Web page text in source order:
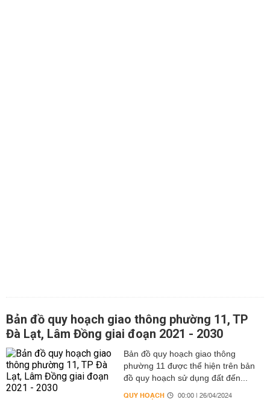
Bản đồ quy hoạch giao thông phường 11, TP
Đà Lạt, Lâm Đồng giai đoạn 2021 - 2030
Bản đồ quy hoạch giao thông
phường 11 được thể hiện trên bản
đồ quy hoạch sử dụng đất đến...
QUY HOẠCH 00:00 | 26/04/2024